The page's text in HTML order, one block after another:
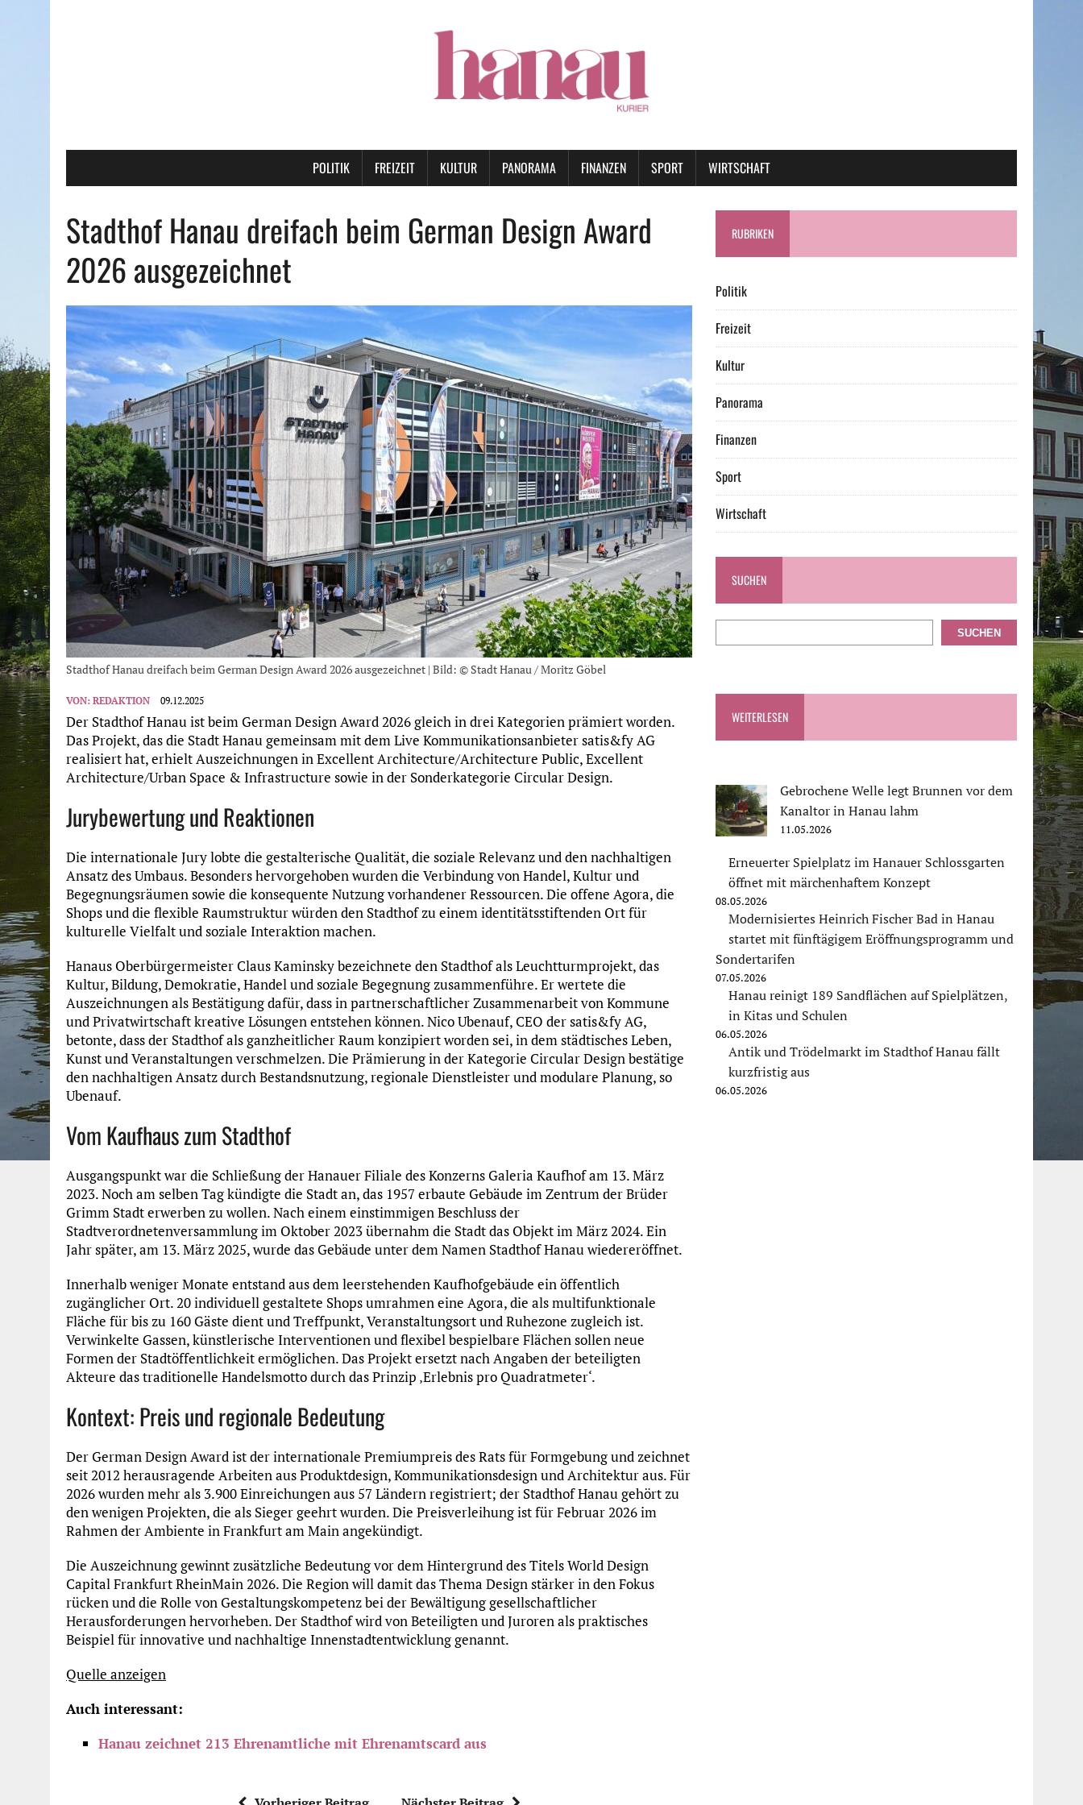
POLITIK FREIZEIT KULTUR PANORAMA FINANZEN SPORT WIRTSCHAFT
Stadthof Hanau dreifach beim German Design Award
2026 ausgezeichnet
Stadthof Hanau dreifach beim German Design Award 2026 ausgezeichnet | Bild: © Stadt Hanau / Moritz Göbel
VON: REDAKTION 09.12.2025
Der Stadthof Hanau ist beim German Design Award 2026 gleich in drei Kategorien prämiert worden.
Das Projekt, das die Stadt Hanau gemeinsam mit dem Live Kommunikationsanbieter satis&fy AG
realisiert hat, erhielt Auszeichnungen in Excellent Architecture/Architecture Public, Excellent
Architecture/Urban Space & Infrastructure sowie in der Sonderkategorie Circular Design.
Jurybewertung und Reaktionen
Die internationale Jury lobte die gestalterische Qualität, die soziale Relevanz und den nachhaltigen
Ansatz des Umbaus. Besonders hervorgehoben wurden die Verbindung von Handel, Kultur und
Begegnungsräumen sowie die konsequente Nutzung vorhandener Ressourcen. Die offene Agora, die
Shops und die flexible Raumstruktur würden den Stadthof zu einem identitätsstiftenden Ort für
kulturelle Vielfalt und soziale Interaktion machen.
Hanaus Oberbürgermeister Claus Kaminsky bezeichnete den Stadthof als Leuchtturmprojekt, das
Kultur, Bildung, Demokratie, Handel und soziale Begegnung zusammenführe. Er wertete die
Auszeichnungen als Bestätigung dafür, dass in partnerschaftlicher Zusammenarbeit von Kommune
und Privatwirtschaft kreative Lösungen entstehen können. Nico Ubenauf, CEO der satis&fy AG,
betonte, dass der Stadthof als ganzheitlicher Raum konzipiert worden sei, in dem städtisches Leben,
Kunst und Veranstaltungen verschmelzen. Die Prämierung in der Kategorie Circular Design bestätige
den nachhaltigen Ansatz durch Bestandsnutzung, regionale Dienstleister und modulare Planung, so
Ubenauf.
Vom Kaufhaus zum Stadthof
Ausgangspunkt war die Schließung der Hanauer Filiale des Konzerns Galeria Kaufhof am 13. März
2023. Noch am selben Tag kündigte die Stadt an, das 1957 erbaute Gebäude im Zentrum der Brüder
Grimm Stadt erwerben zu wollen. Nach einem einstimmigen Beschluss der
Stadtverordnetenversammlung im Oktober 2023 übernahm die Stadt das Objekt im März 2024. Ein
Jahr später, am 13. März 2025, wurde das Gebäude unter dem Namen Stadthof Hanau wiedereröffnet.
Innerhalb weniger Monate entstand aus dem leerstehenden Kaufhofgebäude ein öffentlich
zugänglicher Ort. 20 individuell gestaltete Shops umrahmen eine Agora, die als multifunktionale
Fläche für bis zu 160 Gäste dient und Treffpunkt, Veranstaltungsort und Ruhezone zugleich ist.
Verwinkelte Gassen, künstlerische Interventionen und flexibel bespielbare Flächen sollen neue
Formen der Stadtöffentlichkeit ermöglichen. Das Projekt ersetzt nach Angaben der beteiligten
Akteure das traditionelle Handelsmotto durch das Prinzip ‚Erlebnis pro Quadratmeter‘.
Kontext: Preis und regionale Bedeutung
Der German Design Award ist der internationale Premiumpreis des Rats für Formgebung und zeichnet
seit 2012 herausragende Arbeiten aus Produktdesign, Kommunikationsdesign und Architektur aus. Für
2026 wurden mehr als 3.900 Einreichungen aus 57 Ländern registriert; der Stadthof Hanau gehört zu
den wenigen Projekten, die als Sieger geehrt wurden. Die Preisverleihung ist für Februar 2026 im
Rahmen der Ambiente in Frankfurt am Main angekündigt.
Die Auszeichnung gewinnt zusätzliche Bedeutung vor dem Hintergrund des Titels World Design
Capital Frankfurt RheinMain 2026. Die Region will damit das Thema Design stärker in den Fokus
rücken und die Rolle von Gestaltungskompetenz bei der Bewältigung gesellschaftlicher
Herausforderungen hervorheben. Der Stadthof wird von Beteiligten und Juroren als praktisches
Beispiel für innovative und nachhaltige Innenstadtentwicklung genannt.
Quelle anzeigen
Auch interessant:
Hanau zeichnet 213 Ehrenamtliche mit Ehrenamtscard aus
RUBRIKEN
Politik
Freizeit
Kultur
Panorama
Finanzen
Sport
Wirtschaft
SUCHEN
SUCHEN
WEITERLESEN
Gebrochene Welle legt Brunnen vor dem
Kanaltor in Hanau lahm
11.05.2026
Erneuerter Spielplatz im Hanauer Schlossgarten
öffnet mit märchenhaftem Konzept
08.05.2026
Modernisiertes Heinrich Fischer Bad in Hanau
startet mit fünftägigem Eröffnungsprogramm und
Sondertarifen
07.05.2026
Hanau reinigt 189 Sandflächen auf Spielplätzen,
in Kitas und Schulen
06.05.2026
Antik und Trödelmarkt im Stadthof Hanau fällt
kurzfristig aus
06.05.2026